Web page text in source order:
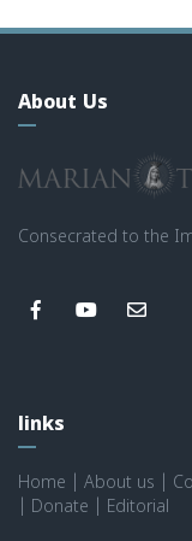
About Us
Consecrated to the
links
Home About us
Donate Editorial